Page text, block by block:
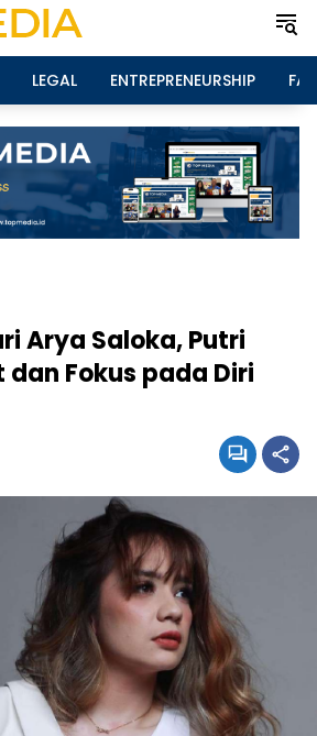
LEGAL ENTREPRENEURSHIP
Arya Saloka, Putri
dan Fokus pada Diri